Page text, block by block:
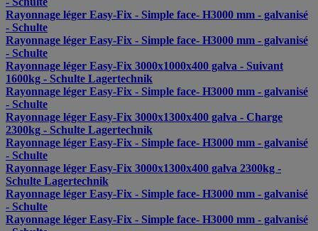
Rayonnage léger Easy-Fix - Simple face- H3000 mm - galvanisé
- Schulte
Rayonnage léger Easy-Fix - Simple face- H3000 mm - galvanisé
- Schulte
Rayonnage léger Easy-Fix 3000x1000x400 galva - Suivant
1600kg - Schulte Lagertechnik
Rayonnage léger Easy-Fix - Simple face- H3000 mm - galvanisé
- Schulte
Rayonnage léger Easy-Fix 3000x1300x400 galva - Charge
2300kg - Schulte Lagertechnik
Rayonnage léger Easy-Fix - Simple face- H3000 mm - galvanisé
- Schulte
Rayonnage léger Easy-Fix 3000x1300x400 galva 2300kg -
Schulte Lagertechnik
Rayonnage léger Easy-Fix - Simple face- H3000 mm - galvanisé
- Schulte
Rayonnage léger Easy-Fix - Simple face- H3000 mm - galvanisé